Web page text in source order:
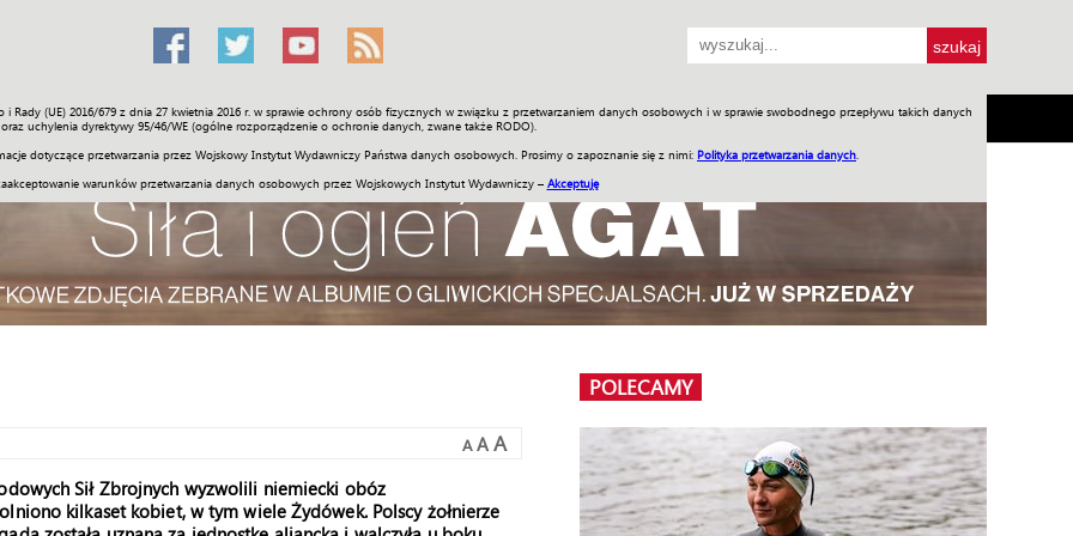
Rady (UE) 2016/679 z dnia 27 kwietnia 2016 r. w sprawie ochrony osób fizycznych w związku z przetwarzaniem danych osobowych i w sprawie swobodnego przepływu takich danych
oraz uchylenia dyrektywy 95/46/WE (ogólne rozporządzenie o ochronie danych, zwane także RODO).
dotyczące przetwarzania przez Wojskowy Instytut Wydawniczy Państwa danych osobowych. Prosimy o zapoznanie się z nimi: Polityka przetwarzania danych
warunków przetwarzania danych osobowych przez Wojskowych Instytut Wydawniczy – Akceptuję
Świat Społeczność Sport Historia Galerie Wideo ENGLISH SKLEP Jednodniówki Praca w WIW
A A A
Sił Zbrojnych wyzwolili niemiecki obóz
kilkaset kobiet, w tym wiele Żydówek. Polscy żołnierze
POLECAMY